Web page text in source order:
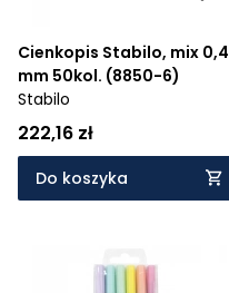
Cienkopis Stabilo, mix 0,4
mm 50kol. (8850-6)
Stabilo
222,16 zł
Do koszyka